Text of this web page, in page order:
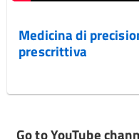
Medicina di
prescrittiva
Go to YouTube